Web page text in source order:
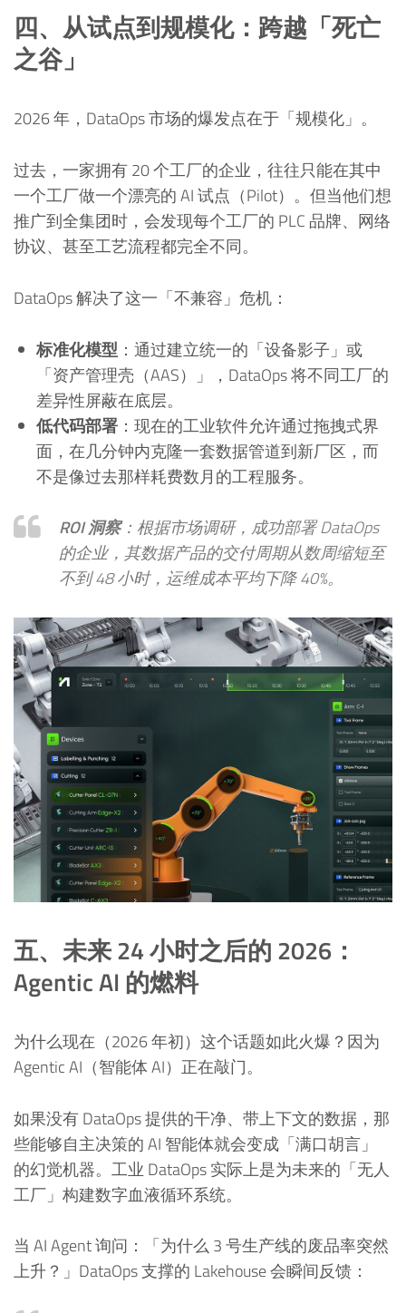
四、从试点到规模化：跨越「死亡
之谷」
2026 年，DataOps 市场的爆发点在于「规模化」。
过去，一家拥有 20 个工厂的企业，往往只能在其中
一个工厂做一个漂亮的 AI 试点（Pilot）。但当他们想
推广到全集团时，会发现每个工厂的 PLC 品牌、网络
协议、甚至工艺流程都完全不同。
DataOps 解决了这一「不兼容」危机：
标准化模型 ：通过建立统一的「设备影子」或
「资产管理壳（AAS）」，DataOps 将不同工厂的
差异性屏蔽在底层。
低代码部署 ：现在的工业软件允许通过拖拽式界
面，在几分钟内克隆一套数据管道到新厂区，而
不是像过去那样耗费数月的工程服务。
ROI 洞察：根据市场调研，成功部署 DataOps
的企业，其数据产品的交付周期从数周缩短至
不到 48 小时，运维成本平均下降 40%。
五、未来 24 小时之后的 2026：
Agentic AI 的燃料
为什么现在（2026 年初）这个话题如此火爆？因为
Agentic AI（智能体 AI）正在敲门。
如果没有 DataOps 提供的干净、带上下文的数据，那
些能够自主决策的 AI 智能体就会变成「满口胡言」
的幻觉机器。工业 DataOps 实际上是为未来的「无人
工厂」构建数字血液循环系统。
当 AI Agent 询问：「为什么 3 号生产线的废品率突然
上升？」DataOps 支撑的 Lakehouse 会瞬间反馈：